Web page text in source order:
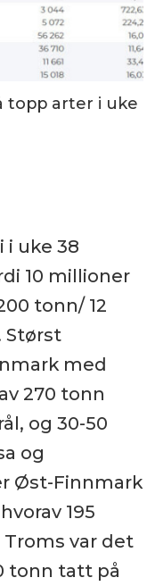
topp arter i uke
i uke 38
10 millioner
tonn/ 12
Størst
med
270 tonn
og 30-50
og
Øst-Finnmark
195
var det
tonn tatt på